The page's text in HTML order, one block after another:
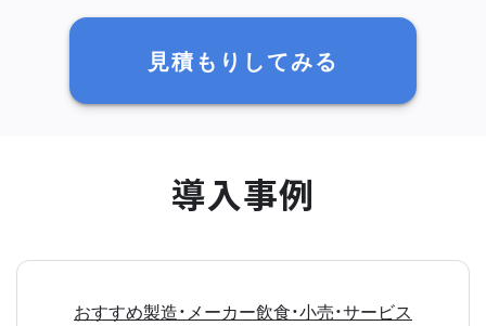
見積もりしてみる
導入事例
おすすめ製造・メーカー飲食・小売・サービス